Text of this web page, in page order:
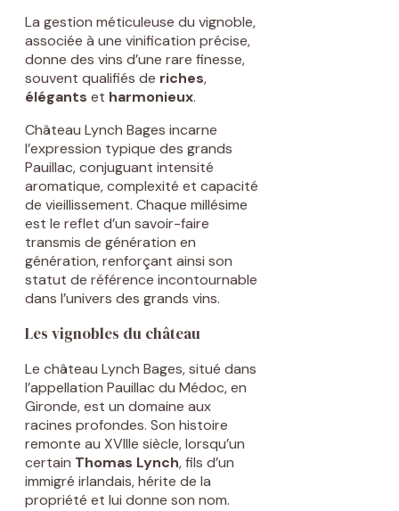
La gestion méticuleuse du vignoble,
associée à une vinification précise,
donne des vins d’une rare finesse,
souvent qualifiés de riches,
élégants et harmonieux.
Château Lynch Bages incarne
l’expression typique des grands
Pauillac, conjuguant intensité
aromatique, complexité et capacité
de vieillissement. Chaque millésime
est le reflet d’un savoir-faire
transmis de génération en
génération, renforçant ainsi son
statut de référence incontournable
dans l’univers des grands vins.
Les vignobles du château
Le château Lynch Bages, situé dans
l’appellation Pauillac du Médoc, en
Gironde, est un domaine aux
racines profondes. Son histoire
remonte au XVIIIe siècle, lorsqu’un
certain Thomas Lynch, fils d’un
immigré irlandais, hérite de la
propriété et lui donne son nom.